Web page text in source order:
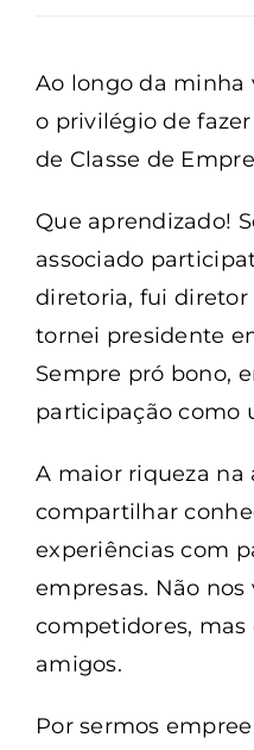
Ao longo da minha
o privilégio de
de Classe de
Que aprendizado!
associado
diretoria, fui
tornei presidente
Sempre pró bono,
participação como
A maior riqueza na
compartilhar
experiências com
empresas. Não
competidores, mas
amigos.
Por sermos